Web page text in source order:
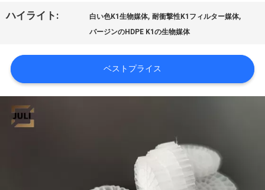
工
ツ
ア
ー
ハイライト: 白い色K1生物媒体,耐衝撃性K1フィルター媒体,
バージンのHDPE K1の生物媒体
ベストプライス